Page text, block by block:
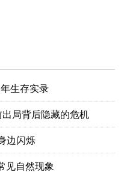
生存实录
局背后隐藏的危机
边闪烁
见自然现象